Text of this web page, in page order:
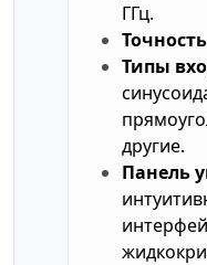
ГГц.
Типы
другие.
Панель